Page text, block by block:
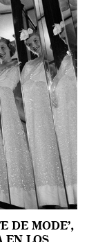
DE MODE’,